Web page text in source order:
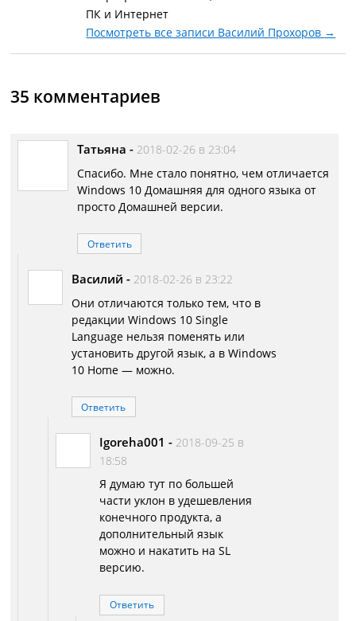
ПК и Интернет
Посмотреть все записи Василий Прохоров →
35 комментариев
Татьяна - 2018-02-26 в 23:04
Спасибо. Мне стало понятно, чем отличается
Windows 10 Домашняя для одного языка от
просто Домашней версии.
Ответить
Василий - 2018-02-26 в 23:22
Они отличаются только тем, что в
редакции Windows 10 Single
Language нельзя поменять или
установить другой язык, а в Windows
10 Home — можно.
Ответить
Igoreha001 - 2018-09-25 в
18:58
Я думаю тут по большей
части уклон в удешевления
конечного продукта, а
дополнительный язык
можно и накатить на SL
версию.
Ответить